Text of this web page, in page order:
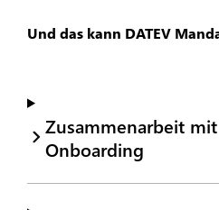
Und das kann DATEV
Zusammenarbeit mit
Onboarding